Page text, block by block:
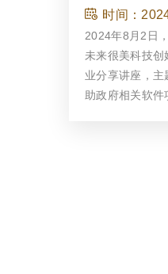
时间：
2024年8月2日
未来很美科技
业分享讲座，
助政府相关软件